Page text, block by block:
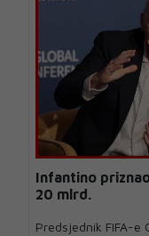
Infantino
20 mlrd.
Predsjednik FIFA-e